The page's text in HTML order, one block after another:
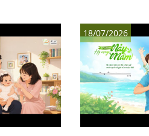
18/07/2026